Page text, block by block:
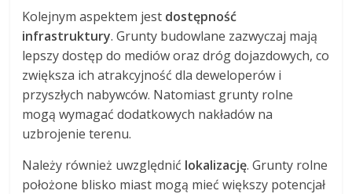
Kolejnym aspektem jest dostępność
infrastruktury. Grunty budowlane zazwyczaj mają
lepszy dostęp do mediów oraz dróg dojazdowych, co
zwiększa ich atrakcyjność dla deweloperów i
przyszłych nabywców. Natomiast grunty rolne
mogą wymagać dodatkowych nakładów na
uzbrojenie terenu.
Należy również uwzględnić lokalizację. Grunty rolne
położone blisko miast mogą mieć większy potencjał